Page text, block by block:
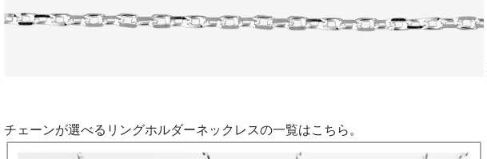
チェーンが選べるリングホルダーネックレスの一覧はこちら。